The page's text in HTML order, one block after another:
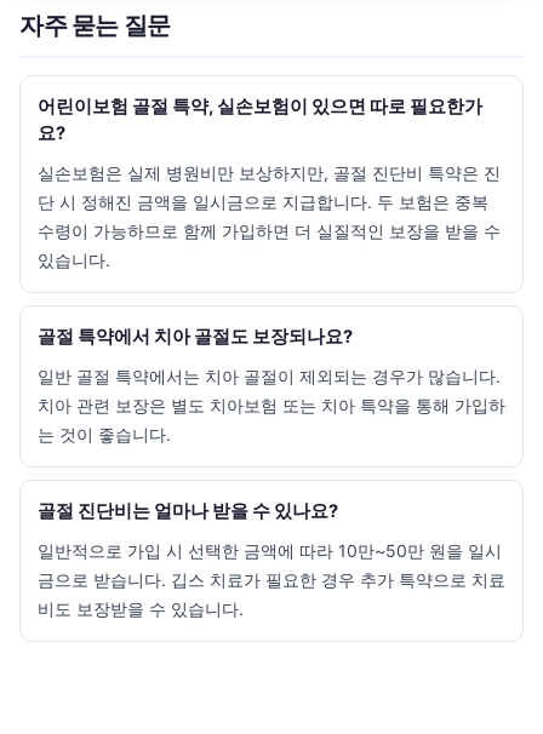
자주 묻는 질문
어린이보험 골절 특약, 실손보험이 있으면 따로 필요한가
요?
실손보험은 실제 병원비만 보상하지만, 골절 진단비 특약은 진
단 시 정해진 금액을 일시금으로 지급합니다. 두 보험은 중복
수령이 가능하므로 함께 가입하면 더 실질적인 보장을 받을 수
있습니다.
골절 특약에서 치아 골절도 보장되나요?
일반 골절 특약에서는 치아 골절이 제외되는 경우가 많습니다.
치아 관련 보장은 별도 치아보험 또는 치아 특약을 통해 가입하
는 것이 좋습니다.
골절 진단비는 얼마나 받을 수 있나요?
일반적으로 가입 시 선택한 금액에 따라 10만~50만 원을 일시
금으로 받습니다. 깁스 치료가 필요한 경우 추가 특약으로 치료
비도 보장받을 수 있습니다.